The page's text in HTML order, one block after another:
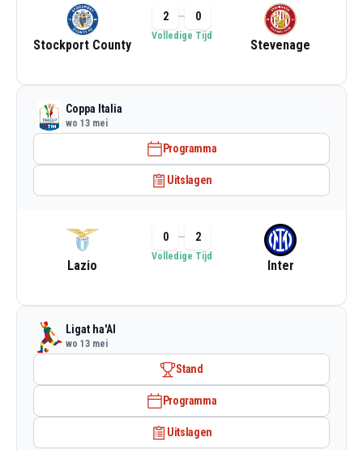
Stockport County
2 0
Volledige Tijd
Stevenage
Coppa Italia
wo 13 mei
Programma
Uitslagen
Lazio
0 2
Volledige Tijd
Inter
Ligat ha'Al
wo 13 mei
Stand
Programma
Uitslagen